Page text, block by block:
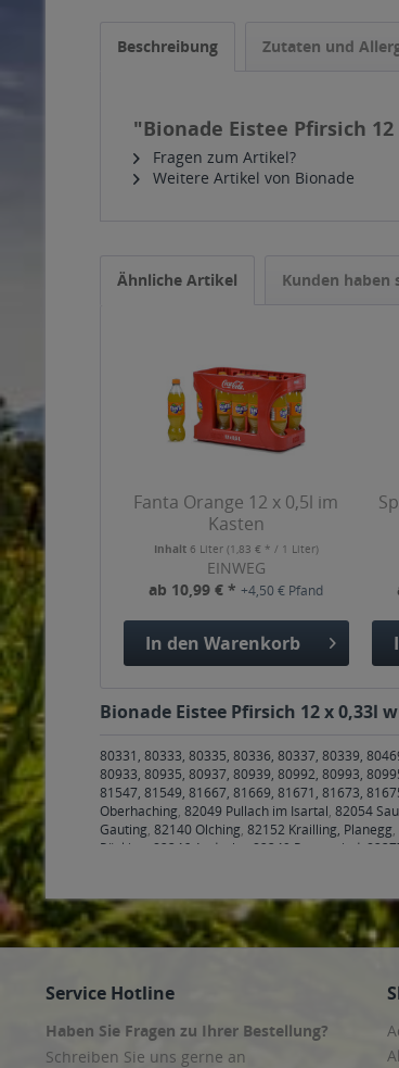
Beschreibung Zutaten und
"Bionade Eistee Pfirsich 12
Fragen zum Artikel?
Weitere Artikel von Bionade
Ähnliche Artikel Kunden haben
Fanta Orange 12 x 0,5l im
Kasten
Inhalt 6 Liter (1,83 € * / 1 Liter)
EINWEG
ab 10,99 € *+4,50 € Pfand
In den Warenkorb
Bionade Eistee Pfirsich 12 x
80331, 80333, 80335, 80336, 80337, 80339,
80933, 80935, 80937, 80939, 80992, 80993,
81547, 81549, 81667, 81669, 81671, 81673,
Oberhaching, 82049 Pullach im Isartal, 82054
Gauting, 82140 Olching, 82152 Krailling, Planegg,
Pöcking
82346 Andechs 82349 Pentenried
Wackersberg,83679 Sachsenkam,83703
Freising, 85376 Hetzenhausen ,85386 Eching ,
Kirchheim bei München,85560 Ebersberg
85716 Unterschleißheim
Service Hotline
Haben Sie Fragen zu Ihrer Bestellung?
Schreiben Sie uns gerne an